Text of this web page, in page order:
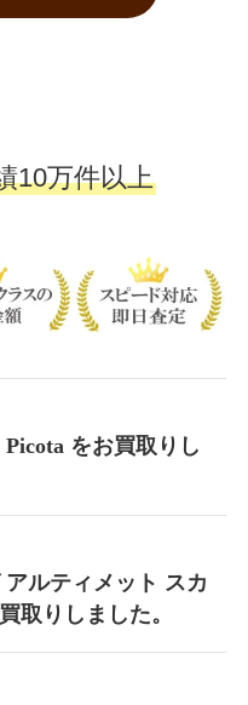
10万件以上
をお買取りし
ルティメット スカ
取りしました。